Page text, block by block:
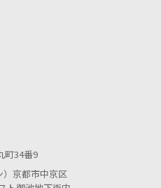
町34番9
）京都市中京区